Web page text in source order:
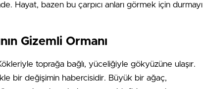
Hayat, bazen bu çarpıcı anları görmek için durmayı
Gizemli Ormanı
toprağa bağlı, yüceliğiyle gökyüzüne ulaşır.
bir değişimin habercisidir. Büyük bir ağaç,